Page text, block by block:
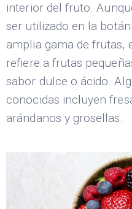
interior del fruto.
ser utilizado en la
amplia gama de frutas,
refiere a frutas
sabor dulce o ácido.
conocidas incluyen
arándanos y grosellas.